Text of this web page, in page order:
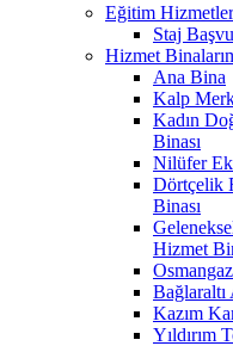
Eğitim
Staj
Hizmet
Ana Bina
Kalp
Kadın
Binası
Nilüfer Ek
Dörtçelik
Binası
Hizmet
Bağlaraltı
Kazım
Yıldırım